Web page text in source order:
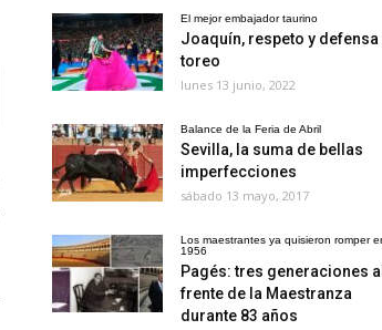
El mejor embajador taurino
Joaquín, respeto y defensa
toreo
lunes 13 junio, 2022
Balance de la Feria de Abril
Sevilla, la suma de bellas
imperfecciones
sábado 13 mayo, 2017
Los maestrantes ya quisieron romper
1956
Pagés: tres generaciones al
frente de la Maestranza
durante 83 años